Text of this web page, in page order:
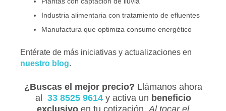
Industria alimentaria con tratamiento de efluentes
Manufactura que optimiza consumo energético
Entérate de más iniciativas y actualizaciones en
nuestro blog.
¿Buscas el mejor precio? Llámanos ahora
al 33 8525 9614y activa un beneficio